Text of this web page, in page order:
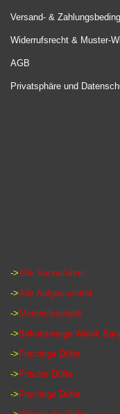
Versand- &
Widerrufsrecht & Muster-
AGB
Privatsphäre und
->Alle Saunaführer
->Alle Aufgussmittel
->Mentholkristalle
->Birkenzweige Wenik
->Fruchtige Düfte
->Frische Düfte
->Fruchtige Düfte